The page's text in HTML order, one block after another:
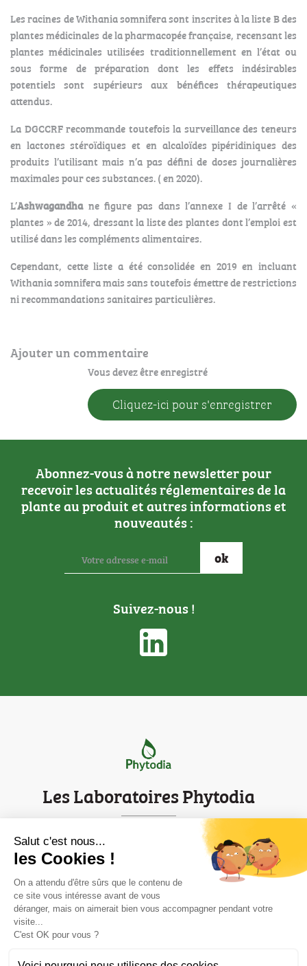
Les racines de Withania somnifera sont inscrites à la liste B des
plantes médicinales de la pharmacopée française, recensant les
plantes médicinales utilisées traditionnellement en l’état ou
sous forme de préparation dont les effets indésirables
potentiels sont supérieurs aux bénéfices thérapeutiques
attendus.
La DGCCRF recommande toutefois la surveillance des teneurs
en lactones stéroïdiques et en alcaloïdes pipéridiniques des
produits l’utilisant mais n’a pas défini de doses journalières
maximales pour ces substances. ( en 2020).
L’Ashwagandhane figure pas dans l’annexe I de l’arrêté «
plantes » de 2014, dressant la liste des plantes dont l’emploi est
utilisé dans les compléments alimentaires.
Cependant, cette liste a été consolidée en 2019 en incluant
Withania somnifera mais sans toutefois émettre de restrictions
ni recommandations sanitaires particulières.
Ajouter un commentaire
Vous devez être enregistré
Cliquez-ici pour s'enregistrer
Abonnez-vous à notre newsletter pour
recevoir les actualités réglementaires de la
plante au produit et autres informations et
nouveautés :
Suivez-nous !
Les Laboratoires Phytodia
Parc d'innovation de Strasbourg
Mentions légales
Contact
Informations
Salut c'est nous...
les Cookies !
On a attendu d'être sûrs que le contenu de
ce site vous intéresse avant de vous
déranger, mais on aimerait bien vous accompagner pendant votre
visite...
C'est OK pour vous ?